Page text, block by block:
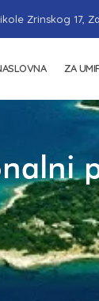
Zrinskog 17,
ZA